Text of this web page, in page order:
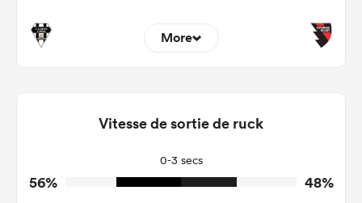
More
Tackles Made
Tackles Missed
8
5
Vitesse de sortie de ruck
0-3 secs
56% 48%